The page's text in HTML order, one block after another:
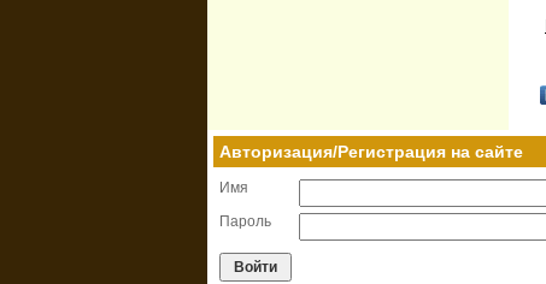
Авторизация/Регистрация на сайте
Имя
Пароль